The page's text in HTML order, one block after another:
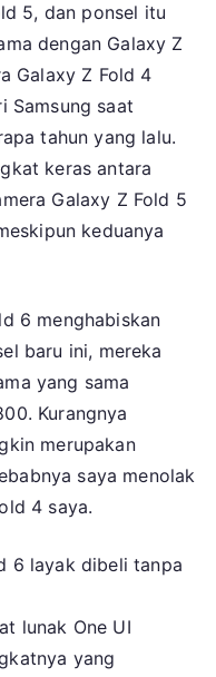
5, dan ponsel itu
dengan Galaxy Z
Galaxy Z Fold 4
Samsung saat
tahun yang lalu.
keras antara
Galaxy Z Fold 5
keduanya
6 menghabiskan
baru ini, mereka
yang sama
Kurangnya
merupakan
saya menolak
4 saya.
6 layak dibeli tanpa
lunak One UI
yang